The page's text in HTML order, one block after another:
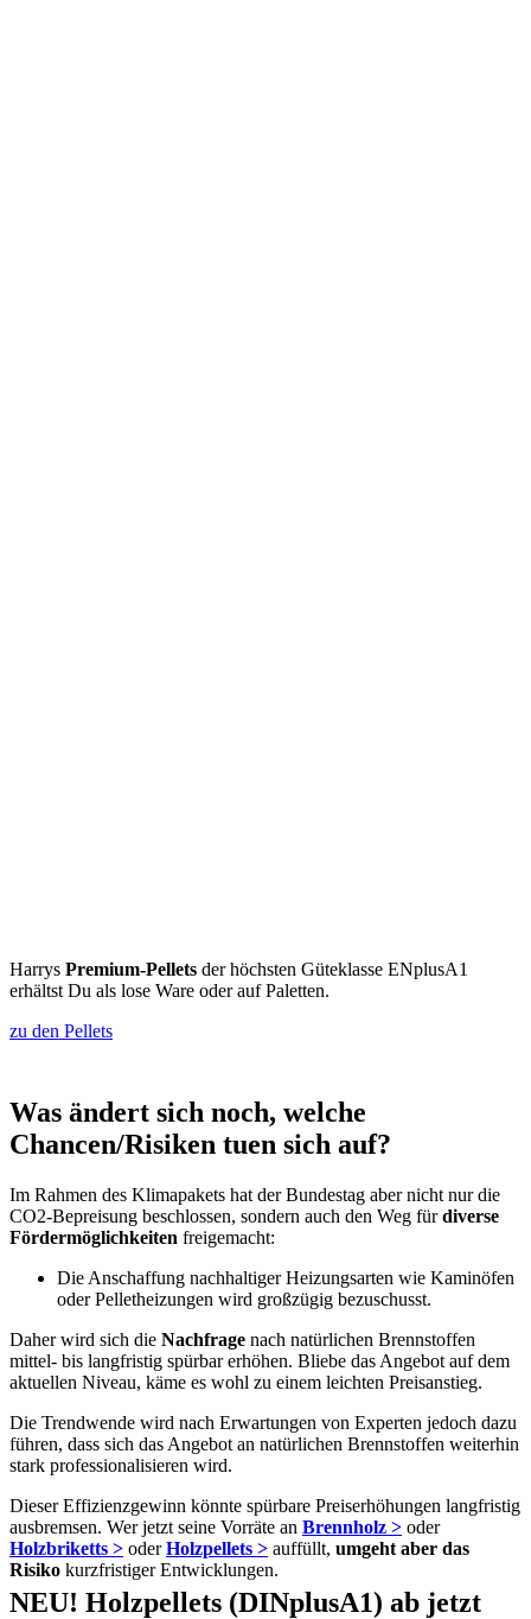
Harrys Premium-Pellets der höchsten Güteklasse ENplusA1
erhältst Du als lose Ware oder auf Paletten.
zu den Pellets
Was ändert sich noch, welche
Chancen/Risiken tuen sich auf?
Im Rahmen des Klimapakets hat der Bundestag aber nicht nur die
CO2-Bepreisung beschlossen, sondern auch den Weg fürdiverse
Fördermöglichkeiten freigemacht:
Die Anschaffung nachhaltiger Heizungsarten wie Kaminöfen
oder Pelletheizungen wird großzügig bezuschusst.
Daher wird sich die Nachfrage nach natürlichen Brennstoffen
mittel- bis langfristig spürbar erhöhen. Bliebe das Angebot auf dem
aktuellen Niveau, käme es wohl zu einem leichten Preisanstieg.
Die Trendwende wird nach Erwartungen von Experten jedoch dazu
führen, dass sich das Angebot an natürlichen Brennstoffen weiterhin
stark professionalisieren wird.
Dieser Effizienzgewinn könnte spürbare Preiserhöhungen langfristig
ausbremsen. Wer jetzt seine Vorräte an Brennholz > oder
Holzbriketts > oderHolzpellets > auffüllt, umgeht aber das
Risiko kurzfristiger Entwicklungen.
NEU! Holzpellets (DINplusA1) ab jetzt